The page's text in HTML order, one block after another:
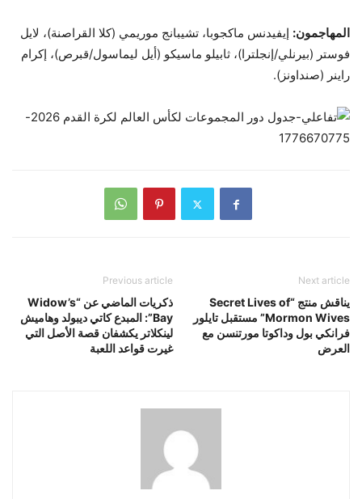
المهاجمون: إيفيدنس ماكجوبا، تشيبانج موريمي (كلا القراصنة)، لايل
فوستر (بيرنلي/إنجلترا)، ثابيلو ماسيكو (أيل ليماسول/قبرص)، إكرام
راينر (صنداونز).
Previous article
ذكريات الماضي عن “Widow’s
Bay”: المبدع كاتي ديبولد وهاميش
لينكلاتر يكشفان قصة الأصل التي
غيرت قواعد اللعبة
Next article
يناقش منتج “Secret Lives of
Mormon Wives” مستقبل تايلور
فرانكي بول وداكوتا مورتنسن مع
العرض